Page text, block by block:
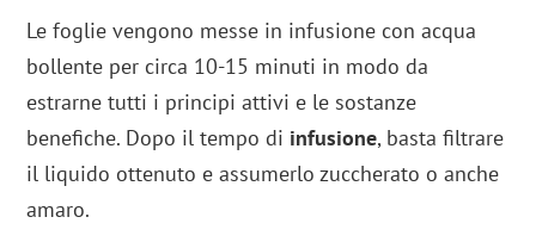
Le foglie vengono messe in infusione con acqua
bollente per circa 10-15 minuti in modo da
estrarne tutti i principi attivi e le sostanze
benefiche. Dopo il tempo di infusione, basta filtrare
il liquido ottenuto e assumerlo zuccherato o anche
amaro.